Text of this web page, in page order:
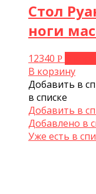
Стол
ноги
12340 Р
В корзину
Добавить в
в списке
Добавить в
Добавлено в
Уже есть в